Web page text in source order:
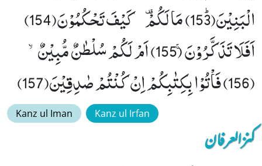
الْبَنِیْنَﭤ(153) مَا لَكُمْ- كَیْفَ تَحْكُمُوْنَ(154)
اَفَلَا تَذَكَّرُوْنَۚ (155) اَمْ لَكُمْ سُلْطٰنٌ مُّبِیْنٌۙ
(156) فَاْتُوْا بِكِتٰبِكُمْ اِنْ كُنْتُمْ صٰدِقِیْنَ(157)
Kanz ul Iman Kanz ul Irfan
کنزالعرفان